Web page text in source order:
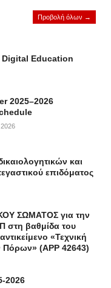
Προβολή όλων →
Digital Education
2025–2026
και
επιδόματος
ΣΩΜΑΤΟΣ για την
στη βαθμίδα του
«Τεχνική
Πόρων» (APP 42643)
2026